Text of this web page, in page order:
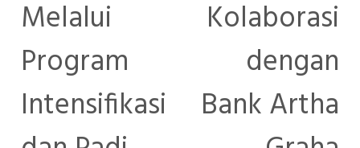
Melalui
Program
Intensifikasi
Kolaborasi
dengan
Bank Artha